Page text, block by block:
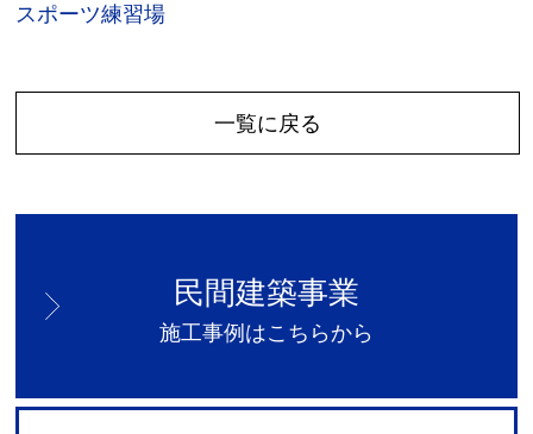
スポーツ練習場
一覧に戻る
民間建築事業
施工事例はこちらから